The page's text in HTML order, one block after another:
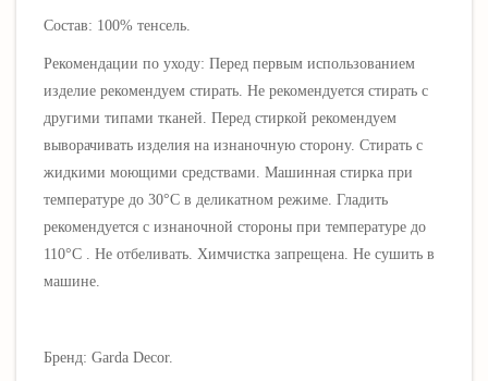
Состав: 100% тенсель.
Рекомендации по уходу: Перед первым использованием
изделие рекомендуем стирать. Не рекомендуется стирать с
другими типами тканей. Перед стиркой рекомендуем
выворачивать изделия на изнаночную сторону. Стирать с
жидкими моющими средствами. Машинная стирка при
температуре до 30°C в деликатном режиме. Гладить
рекомендуется с изнаночной стороны при температуре до
110°C . Не отбеливать. Химчистка запрещена. Не сушить в
машине.
Бренд: Garda Decor.